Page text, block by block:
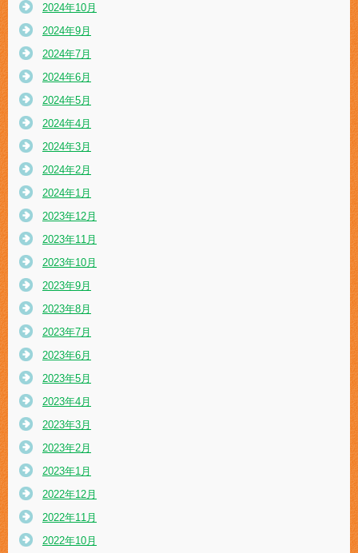
2024年10月
2024年9月
2024年7月
2024年6月
2024年5月
2024年4月
2024年3月
2024年2月
2024年1月
2023年12月
2023年11月
2023年10月
2023年9月
2023年8月
2023年7月
2023年6月
2023年5月
2023年4月
2023年3月
2023年2月
2023年1月
2022年12月
2022年11月
2022年10月